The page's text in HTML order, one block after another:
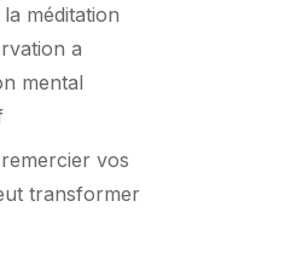
méditation
a
mental
vos
transformer